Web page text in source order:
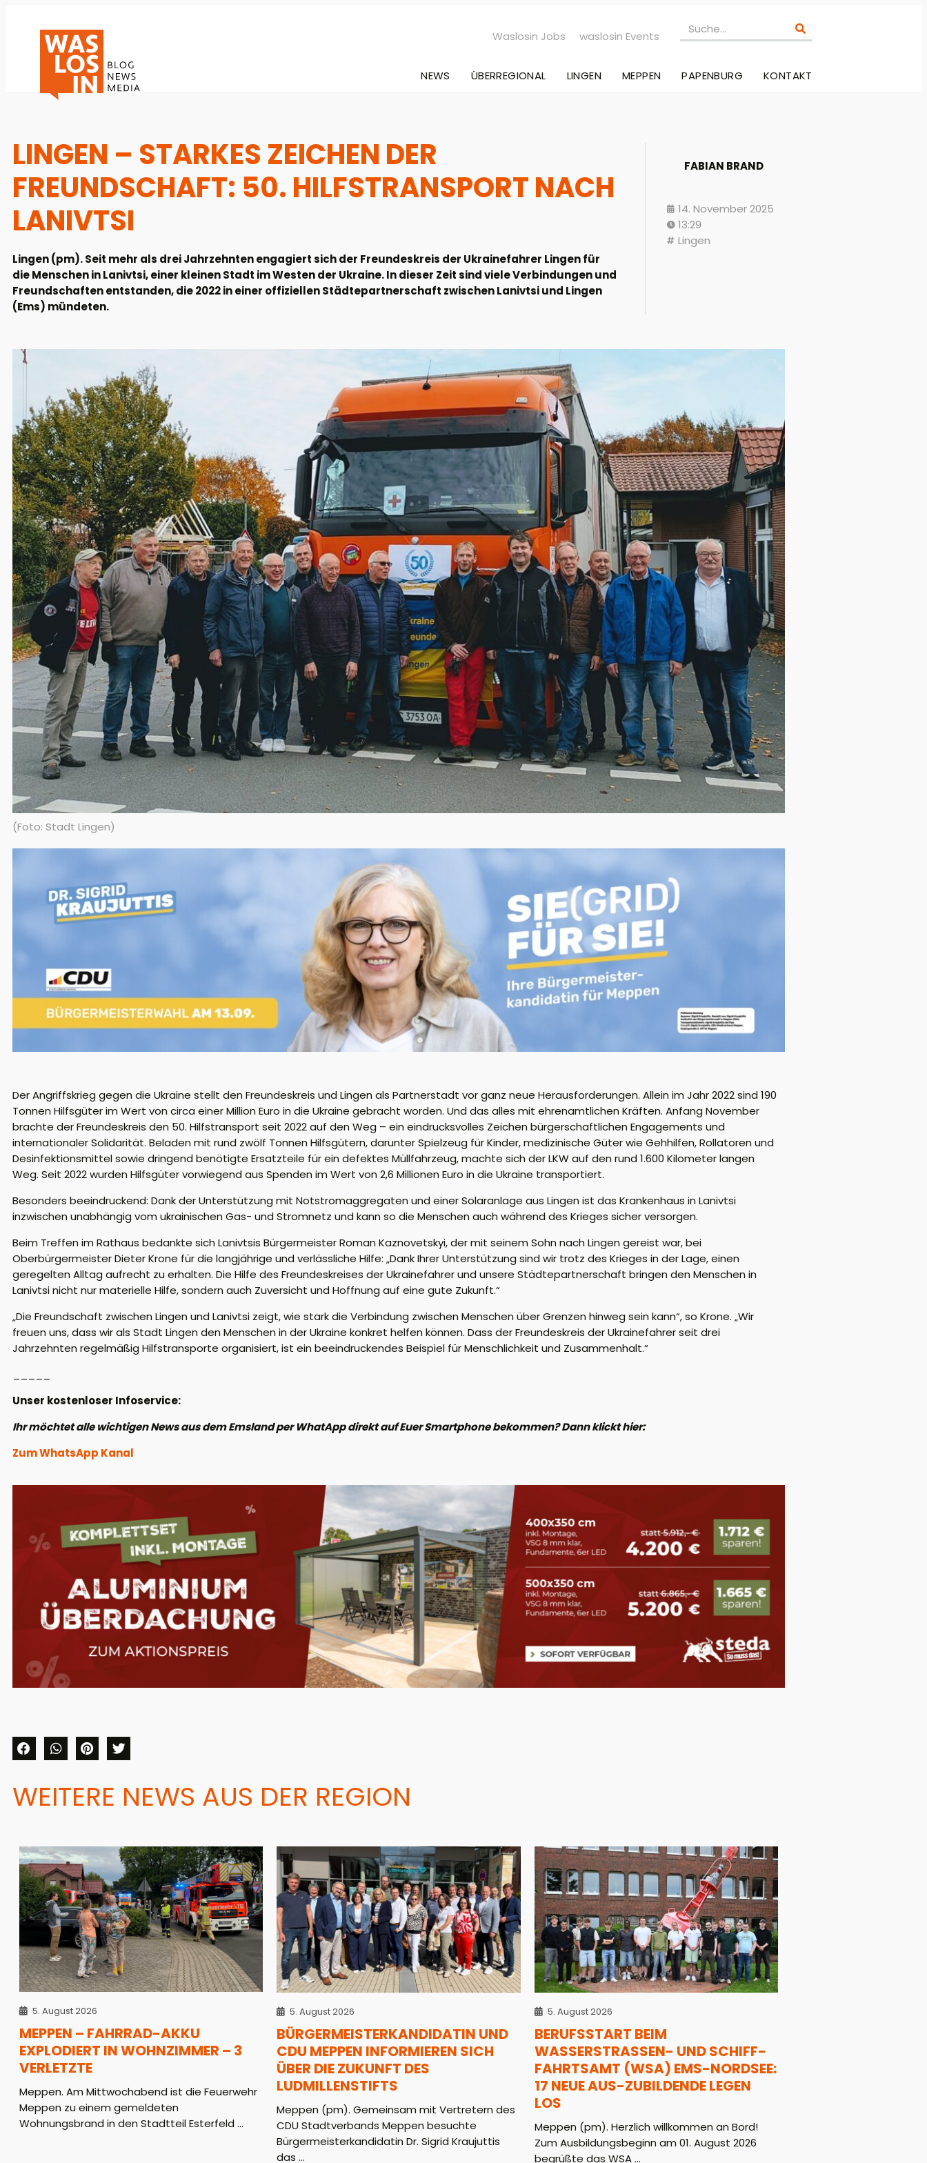
Waslosin Jobs waslosin Events
NEWS ÜBERREGIONAL LINGEN MEPPEN PAPENBURG KONTAKT
LINGEN – STARKES ZEICHEN DER
FREUNDSCHAFT: 50. HILFSTRANSPORT NACH
LANIVTSI
Lingen (pm). Seit mehr als drei Jahrzehnten engagiert sich der Freundeskreis der Ukrainefahrer Lingen für
die Menschen in Lanivtsi, einer kleinen Stadt im Westen der Ukraine. In dieser Zeit sind viele Verbindungen und
Freundschaften entstanden, die 2022 in einer offiziellen Städtepartnerschaft zwischen Lanivtsi und Lingen
(Ems) mündeten.
FABIAN BRAND
14. November 2025
13:29
Lingen
(Foto: Stadt Lingen)
Der Angriffskrieg gegen die Ukraine stellt den Freundeskreis und Lingen als Partnerstadt vor ganz neue Herausforderungen. Allein im Jahr 2022 sind 190
Tonnen Hilfsgüter im Wert von circa einer Million Euro in die Ukraine gebracht worden. Und das alles mit ehrenamtlichen Kräften. Anfang November
brachte der Freundeskreis den 50. Hilfstransport seit 2022 auf den Weg – ein eindrucksvolles Zeichen bürgerschaftlichen Engagements und
internationaler Solidarität. Beladen mit rund zwölf Tonnen Hilfsgütern, darunter Spielzeug für Kinder, medizinische Güter wie Gehhilfen, Rollatoren und
Desinfektionsmittel sowie dringend benötigte Ersatzteile für ein defektes Müllfahrzeug, machte sich der LKW auf den rund 1.600 Kilometer langen
Weg. Seit 2022 wurden Hilfsgüter vorwiegend aus Spenden im Wert von 2,6 Millionen Euro in die Ukraine transportiert.
Besonders beeindruckend: Dank der Unterstützung mit Notstromaggregaten und einer Solaranlage aus Lingen ist das Krankenhaus in Lanivtsi
inzwischen unabhängig vom ukrainischen Gas- und Stromnetz und kann so die Menschen auch während des Krieges sicher versorgen.
Beim Treffen im Rathaus bedankte sich Lanivtsis Bürgermeister Roman Kaznovetskyi, der mit seinem Sohn nach Lingen gereist war, bei
Oberbürgermeister Dieter Krone für die langjährige und verlässliche Hilfe: „Dank Ihrer Unterstützung sind wir trotz des Krieges in der Lage, einen
geregelten Alltag aufrecht zu erhalten. Die Hilfe des Freundeskreises der Ukrainefahrer und unsere Städtepartnerschaft bringen den Menschen in
Lanivtsi nicht nur materielle Hilfe, sondern auch Zuversicht und Hoffnung auf eine gute Zukunft.“
„Die Freundschaft zwischen Lingen und Lanivtsi zeigt, wie stark die Verbindung zwischen Menschen über Grenzen hinweg sein kann“, so Krone. „Wir
freuen uns, dass wir als Stadt Lingen den Menschen in der Ukraine konkret helfen können. Dass der Freundeskreis der Ukrainefahrer seit drei
Jahrzehnten regelmäßig Hilfstransporte organisiert, ist ein beeindruckendes Beispiel für Menschlichkeit und Zusammenhalt.“
Unser kostenloser Infoservice:
Ihr möchtet alle wichtigen News aus dem Emsland per WhatApp direkt auf Euer Smartphone bekommen? Dann klickt hier:
Zum WhatsApp Kanal
WEITERE NEWS AUS DER REGION
5. August 2026
MEPPEN – FAHRRAD-AKKU
EXPLODIERT IN WOHNZIMMER – 3
VERLETZTE
Meppen. Am Mittwochabend ist die Feuerwehr
Meppen zu einem gemeldeten
Wohnungsbrand in den Stadtteil Esterfeld ...
5. August 2026
BÜRGERMEISTERKANDIDATIN UND
CDU MEPPEN INFORMIEREN SICH
ÜBER DIE ZUKUNFT DES
LUDMILLENSTIFTS
Meppen (pm). Gemeinsam mit Vertretern des
CDU Stadtverbands Meppen besuchte
Bürgermeisterkandidatin Dr. Sigrid Kraujuttis
das ...
5. August 2026
BERUFSSTART BEIM
WASSERSTRASSEN- UND SCHIFF-F
AHRTSAMT (WSA) EMS-NORDSEE: 1
7 NEUE AUS-ZUBILDENDE LEGEN L
OS
Meppen (pm). Herzlich willkommen an Bord!
Zum Ausbildungsbeginn am 01. August 2026
begrüßte das WSA ...